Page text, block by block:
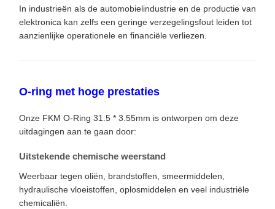
In industrieën als de automobielindustrie en de productie van
elektronica kan zelfs een geringe verzegelingsfout leiden tot
aanzienlijke operationele en financiële verliezen.
O-ring met hoge prestaties
Onze FKM O-Ring 31.5 * 3.55mm is ontworpen om deze
uitdagingen aan te gaan door:
Uitstekende chemische weerstand
Weerbaar tegen oliën, brandstoffen, smeermiddelen,
hydraulische vloeistoffen, oplosmiddelen en veel industriële
chemicaliën.